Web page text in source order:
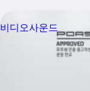
비디오사운드